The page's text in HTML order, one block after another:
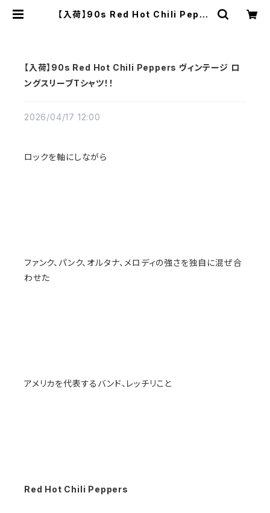
【入荷】90s Red Hot Chili Peppe
【入荷】90s Red Hot Chili Peppers ヴィンテージ ロ
ングスリーブTシャツ！！
2026/04/17 12:00
ロックを軸にしながら
ファンク、パンク、オルタナ、メロディの強さを独自に混ぜ合
わせた
アメリカを代表するバンド、レッチリこと
Red Hot Chili Peppers